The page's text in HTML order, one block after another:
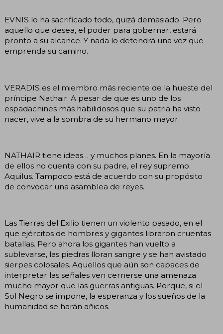
EVNIS lo ha sacrificado todo, quizá demasiado. Pero
aquello que desea, el poder para gobernar, estará
pronto a su alcance. Y nada lo detendrá una vez que
emprenda su camino.
VERADIS es el miembro más reciente de la hueste del
príncipe Nathair. A pesar de que es uno de los
espadachines más habilidosos que su patria ha visto
nacer, vive a la sombra de su hermano mayor.
NATHAIR tiene ideas… y muchos planes. En la mayoría
de ellos no cuenta con su padre, el rey supremo
Aquilus. Tampoco está de acuerdo con su propósito
de convocar una asamblea de reyes.
Las Tierras del Exilio tienen un violento pasado, en el
que ejércitos de hombres y gigantes libraron cruentas
batallas. Pero ahora los gigantes han vuelto a
sublevarse, las piedras lloran sangre y se han avistado
sierpes colosales. Aquellos que aún son capaces de
interpretar las señales ven cernerse una amenaza
mucho mayor que las guerras antiguas. Porque, si el
Sol Negro se impone, la esperanza y los sueños de la
humanidad se harán añicos.